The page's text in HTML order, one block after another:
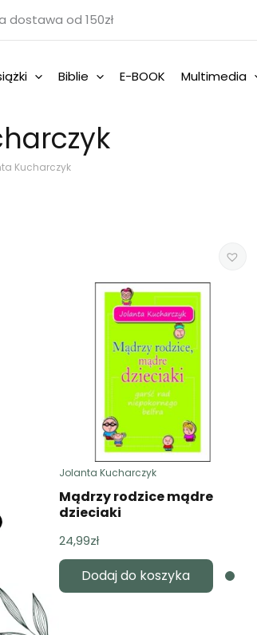
dostawa od 150zł
Biblie E-BOOK Multimedia
Kucharczyk
Jolanta Kucharczyk
Mądrzy rodzice mądre
dzieciaki
24,99zł
Dodaj do koszyka